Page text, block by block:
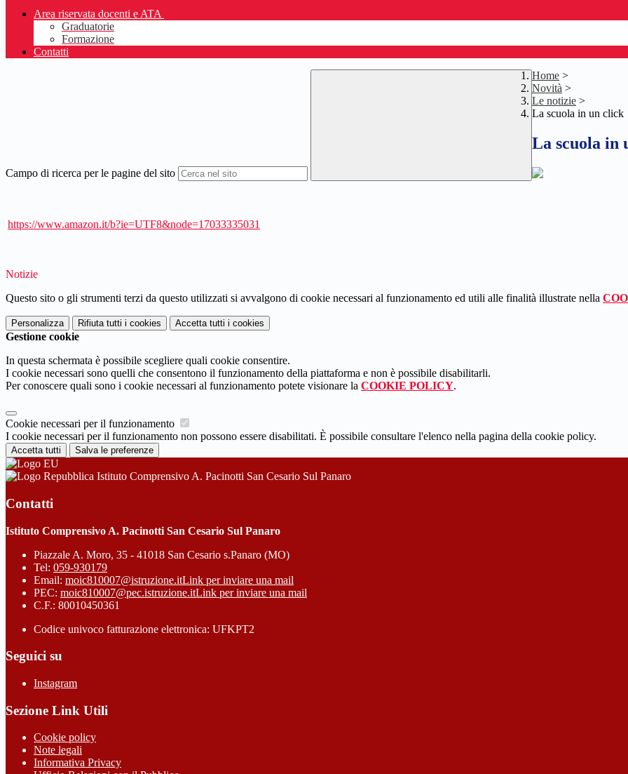
Area riservata docenti e ATA
Graduatorie
Formazione
Contatti
Campo di ricerca per le pagine del sito
Home >
Novità >
Le notizie >
La scuola in un click
La scuola in
https://www.amazon.it/b?ie=UTF8&node=17033335031
Notizie
Questo sito o gli strumenti terzi da questo utilizzati si avvalgono di cookie necessari al funzionamento ed utili alle finalità illustrate nella
Personalizza Rifiuta tutti i cookies Accetta tutti i cookies
Gestione cookie
In questa schermata è possibile scegliere quali cookie consentire.
I cookie necessari sono quelli che consentono il funzionamento della piattaforma e non è possibile disabilitarli.
Per conoscere quali sono i cookie necessari al funzionamento potete visionare la COOKIE POLICY.
Cookie necessari per il funzionamento
I cookie necessari per il funzionamento non possono essere disabilitati. È possibile consultare l'elenco nella pagina della cookie policy.
Accetta tutti Salva le preferenze
Istituto Comprensivo A. Pacinotti San Cesario Sul Panaro
Contatti
Istituto Comprensivo A. Pacinotti San Cesario Sul Panaro
Piazzale A. Moro, 35 - 41018 San Cesario s.Panaro (MO)
Tel: 059-930179
Email: moic810007@istruzione.itLink per inviare una mail
PEC: moic810007@pec.istruzione.itLink per inviare una mail
C.F.: 80010450361
Codice univoco fatturazione elettronica: UFKPT2
Seguici su
Instagram
Sezione Link Utili
Cookie policy
Note legali
Informativa Privacy